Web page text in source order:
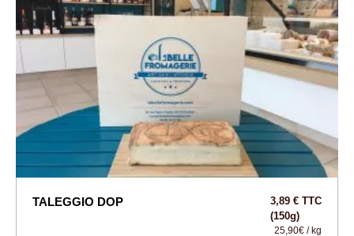
TALEGGIO DOP
3,89 € TTC
(150g)
25,90€ / kg